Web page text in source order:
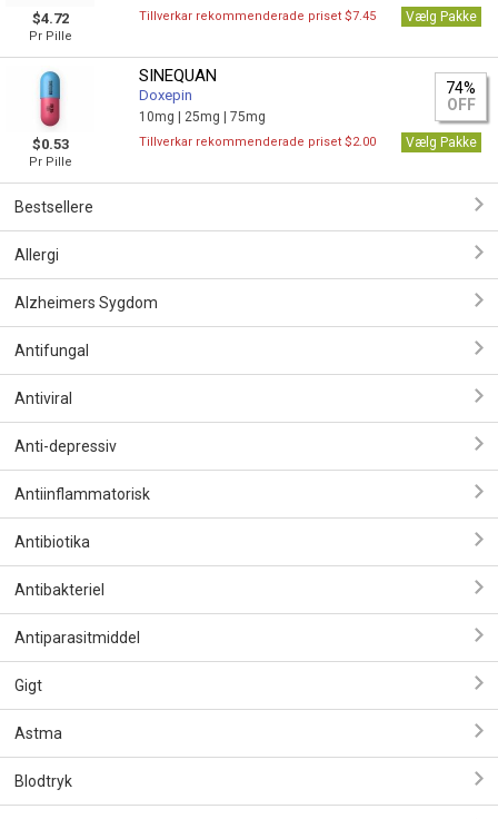
$4.72
Pr Pille
Tillverkar rekommenderade priset $7.45 Vælg Pakke
$0.53
Pr Pille
SINEQUAN
Doxepin
10mg | 25mg |75mg
74%
OFF
Tillverkar rekommenderade priset $2.00 Vælg Pakke
Bestsellere
Allergi
Alzheimers Sygdom
Antifungal
Antiviral
Anti-depressiv
Antiinflammatorisk
Antibiotika
Antibakteriel
Antiparasitmiddel
Gigt
Astma
Blodtryk